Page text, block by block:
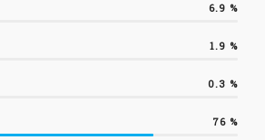
6.9 %
1.9 %
0.3 %
76 %